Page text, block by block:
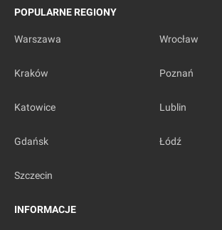
POPULARNE REGIONY
Warszawa Wrocław
Kraków Poznań
Katowice Lublin
Gdańsk Łódź
Szczecin
INFORMACJE